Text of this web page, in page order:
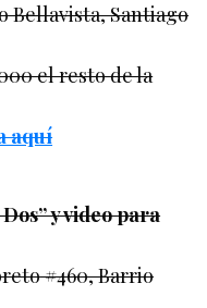
Bellavista, Santiago
el resto de la
aquí
y video para
#460, Barrio